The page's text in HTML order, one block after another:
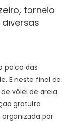
torneio
palco das
E neste final de
vôlei de areia
gratuita
organizada por